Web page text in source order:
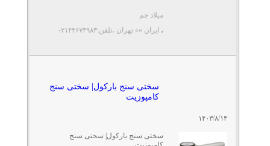
میلاد جم
، ایران »» تهران ،تلفن:۰۲۱۴۴۶۷۳۹۸۳
۱۴۰۳/۸/۱۳
سختی سنج بارکول| سختی سنج
کامپوزیت
سختی سنج بارکول| سختی سنج